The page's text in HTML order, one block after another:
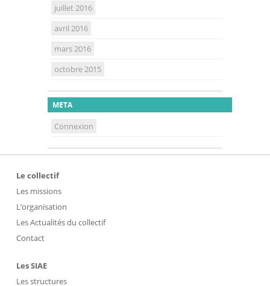
juillet 2016
avril 2016
mars 2016
octobre 2015
META
Connexion
Le collectif
Les missions
L’organisation
Les Actualités du collectif
Contact
Les SIAE
Les structures